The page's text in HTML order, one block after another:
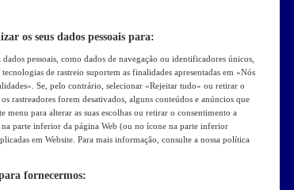
os seus dados pessoais para:
pessoais, como dados de navegação ou identificadores únicos,
de rastreio suportem as finalidades apresentadas em «Nós
Se, pelo contrário, selecionar «Rejeitar tudo» ou retirar o
rastreadores forem desativados, alguns conteúdos e anúncios que
menu para alterar as suas escolhas ou retirar o consentimento a
parte inferior da página Web (ou no ícone na parte inferior
em Website. Para mais informação, consulte a nossa política
fornecermos: